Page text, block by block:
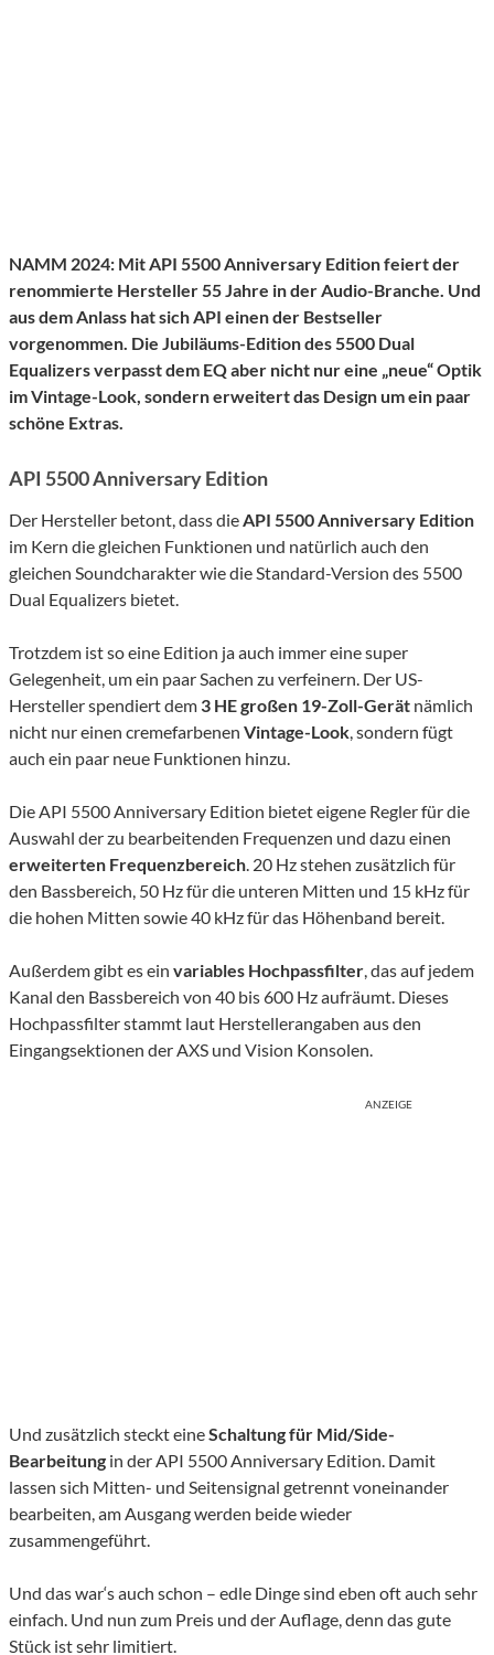
NAMM 2024: Mit API 5500 Anniversary Edition feiert der
renommierte Hersteller 55 Jahre in der Audio-Branche. Und
aus dem Anlass hat sich API einen der Bestseller
vorgenommen. Die Jubiläums-Edition des 5500 Dual
Equalizers verpasst dem EQ aber nicht nur eine „neue“ Optik
im Vintage-Look, sondern erweitert das Design um ein paar
schöne Extras.
API 5500 Anniversary Edition
Der Hersteller betont, dass die API 5500 Anniversary Edition
im Kern die gleichen Funktionen und natürlich auch den
gleichen Soundcharakter wie die Standard-Version des 5500
Dual Equalizers bietet.
Trotzdem ist so eine Edition ja auch immer eine super
Gelegenheit, um ein paar Sachen zu verfeinern. Der US-
Hersteller spendiert dem 3 HE großen 19-Zoll-Gerät nämlich
nicht nur einen cremefarbenen Vintage-Look , sondern fügt
auch ein paar neue Funktionen hinzu.
Die API 5500 Anniversary Edition bietet eigene Regler für die
Auswahl der zu bearbeitenden Frequenzen und dazu einen
erweiterten Frequenzbereich . 20 Hz stehen zusätzlich für
den Bassbereich, 50 Hz für die unteren Mitten und 15 kHz für
die hohen Mitten sowie 40 kHz für das Höhenband bereit.
Außerdem gibt es ein variables Hochpassfilter , das auf jedem
Kanal den Bassbereich von 40 bis 600 Hz aufräumt. Dieses
Hochpassfilter stammt laut Herstellerangaben aus den
Eingangsektionen der AXS und Vision Konsolen.
ANZEIGE
Und zusätzlich steckt eineSchaltung für Mid/Side-
Bearbeitung in der API 5500 Anniversary Edition. Damit
lassen sich Mitten- und Seitensignal getrennt voneinander
bearbeiten, am Ausgang werden beide wieder
zusammengeführt.
Und das war‘s auch schon – edle Dinge sind eben oft auch sehr
einfach. Und nun zum Preis und der Auflage, denn das gute
Stück ist sehr limitiert.